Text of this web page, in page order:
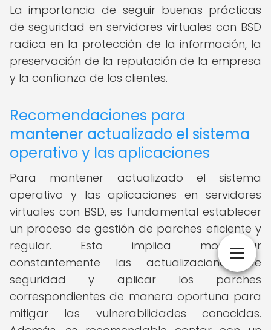
La importancia de seguir buenas prácticas
de seguridad en servidores virtuales con BSD
radica en la protección de la información, la
preservación de la reputación de la empresa
y la confianza de los clientes.
Recomendaciones para
mantener actualizado el sistema
operativo y las aplicaciones
Para mantener actualizado el sistema
operativo y las aplicaciones en servidores
virtuales con BSD, es fundamental establecer
un proceso de gestión de parches eficiente y
regular. Esto implica monitorear
constantemente las actualizaciones de
seguridad y aplicar los parches
correspondientes de manera oportuna para
mitigar las vulnerabilidades conocidas.